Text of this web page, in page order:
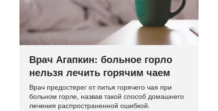
Врач Агапкин: больное горло
нельзя лечить горячим чаем
Врач предостерег от питья горячего чая при
больном горле, назвав такой способ домашнего
лечения распространенной ошибкой.